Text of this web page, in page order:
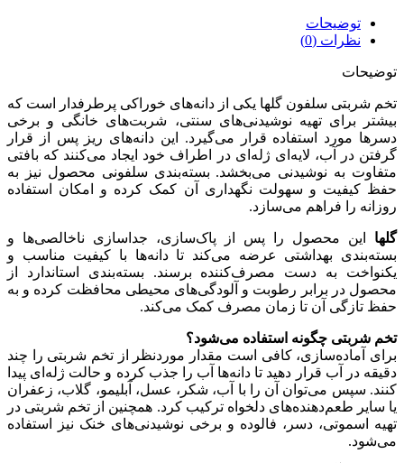
توضیحات
نظرات (0)
توضیحات
تخم شربتی سلفون گلها یکی از دانه‌های خوراکی پرطرفدار است که
بیشتر برای تهیه نوشیدنی‌های سنتی، شربت‌های خانگی و برخی
دسرها مورد استفاده قرار می‌گیرد. این دانه‌های ریز پس از قرار
گرفتن در آب، لایه‌ای ژله‌ای در اطراف خود ایجاد می‌کنند که بافتی
متفاوت به نوشیدنی می‌بخشد. بسته‌بندی سلفونی محصول نیز به
حفظ کیفیت و سهولت نگهداری آن کمک کرده و امکان استفاده
روزانه را فراهم می‌سازد.
گلها این محصول را پس از پاک‌سازی، جداسازی ناخالصی‌ها و
بسته‌بندی بهداشتی عرضه می‌کند تا دانه‌ها با کیفیت مناسب و
یکنواخت به دست مصرف‌کننده برسند. بسته‌بندی استاندارد از
محصول در برابر رطوبت و آلودگی‌های محیطی محافظت کرده و به
حفظ تازگی آن تا زمان مصرف کمک می‌کند.
تخم شربتی چگونه استفاده می‌شود؟
برای آماده‌سازی، کافی است مقدار موردنظر از تخم شربتی را چند
دقیقه در آب قرار دهید تا دانه‌ها آب را جذب کرده و حالت ژله‌ای پیدا
کنند. سپس می‌توان آن را با آب، شکر، عسل، آبلیمو، گلاب، زعفران
یا سایر طعم‌دهنده‌های دلخواه ترکیب کرد. همچنین از تخم شربتی در
تهیه اسموتی، دسر، فالوده و برخی نوشیدنی‌های خنک نیز استفاده
می‌شود.